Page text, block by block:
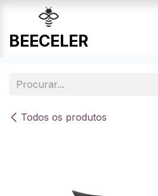
Pular para o conteúdo
Todos os produtos